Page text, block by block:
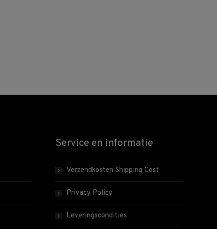
Service en informatie
Verzendkosten Shipping Cost
Privacy Policy
Leveringscondities